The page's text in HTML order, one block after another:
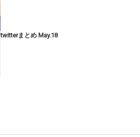
twitterまとめ May.18